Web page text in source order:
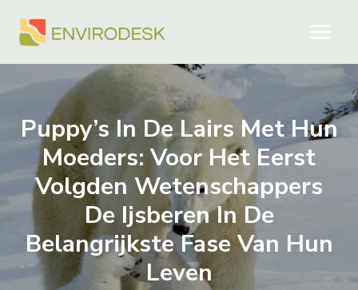
naar
Puppy’s In De Lairs Met Hun
Moeders: Voor Het Eerst
Volgden Wetenschappers
De Ijsberen In De
Belangrijkste Fase Van Hun
Leven